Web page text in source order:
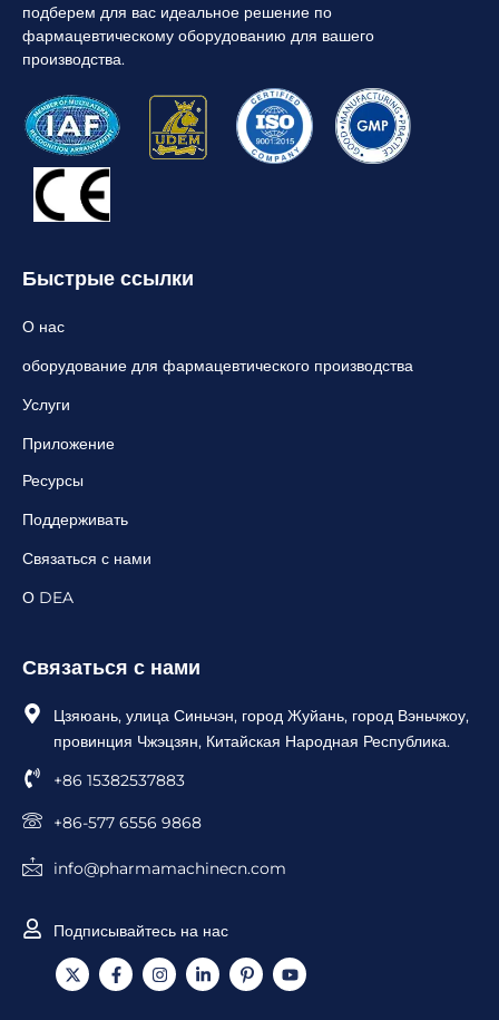
подберем для вас идеальное решение по
фармацевтическому оборудованию для вашего
производства.
Быстрые ссылки
О нас
оборудование для фармацевтического производства
Услуги
Приложение
Ресурсы
Поддерживать
Связаться с нами
О DEA
Связаться с нами
Цзяюань, улица Синьчэн, город Жуйань, город Вэньчжоу,
провинция Чжэцзян, Китайская Народная Республика.
+86 15382537883
+86-577 6556 9868
info@pharmamachinecn.com
Подписывайтесь на нас
X
-
F
a
И
н
L
i
I
c
Ю
т